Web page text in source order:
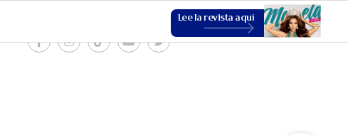
Lee la revista aquí